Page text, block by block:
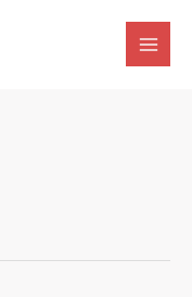
Main